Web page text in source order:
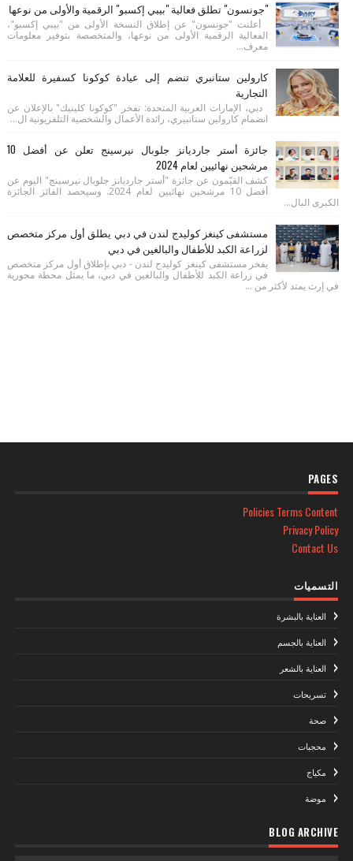
"جونسون" تطلق فعالية "بيبي إكسبو" الرقمية والأولى من نوعها
أعلنت "جونسون" عن إطلاق النسخة الأولى من "بيبي إكسبو"،
الفعالية الرقمية الأولى من نوعها، والمتخصصة بتوفير معلومات
معرف...
كارولين ستانبري تنضم إلى عيادة كوكونا كسفيرة للعلامة
التجارية
دبي، الإمارات العربية المتحدة: تفخر "كوكونا كلينيك" بالإعلان عن
انضمام كارولين ستانبيري، رائدة الأعمال والشخصية التلفزيونية ال...
جائزة أستر جارديانز جلوبال نيرسينج تعلن عن أفضل 10
مرشحين نهائيين لعام 2024
كشف القيّمون عن جائزة "أستر جارديانز جلوبال نيرسينج" اليوم عن
أفضل 10 مرشحين نهائيين لعام 2024. وسيحصد الفائز الجائزة
الكبرى البال...
مستشفى كينغز كوليدج لندن في دبي يطلق أول مركز متخصص
لزراعة الكبد للأطفال والبالغين في دبي
يفخر مستشفى كينغز كوليدج لندن - دبي بإطلاق أول مركز متخصص
في زراعة الكبد للأطفال والبالغين في دبي، ما يمثل محطة محورية
في إرث يمتد لأكثر من ...
PAGES
Policies Terms Content
Privacy Policy
Contact Us
التسميات
العناية بالبشرة
العناية بالجسم
العناية بالشعر
تسريحات
صحة
محجبات
مكياج
موضة
BLOG ARCHIVE